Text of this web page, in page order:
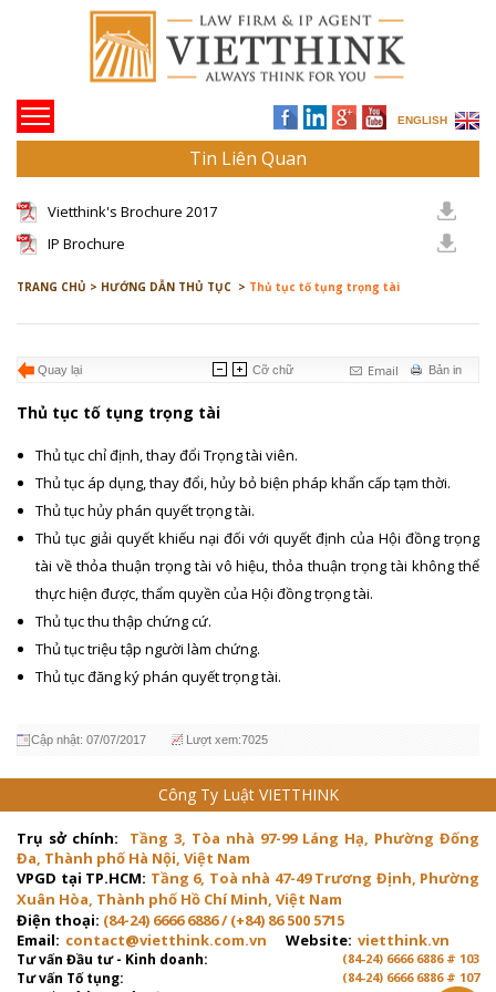
ENGLISH
Tin Liên Quan
Vietthink's Brochure 2017
IP Brochure
TRANG CHỦ > HƯỚNG DẪN THỦ TỤC > Thủ tục tố tụng trọng tài
Quay lại Bản in
Email
Cỡ chữ
Thủ tục tố tụng trọng tài
Thủ tục chỉ định, thay đổi Trọng tài viên.
Thủ tục áp dụng, thay đổi, hủy bỏ biện pháp khẩn cấp tạm thời.
Thủ tục hủy phán quyết trọng tài.
Thủ tục giải quyết khiếu nại đối với quyết định của Hội đồng trọng
tài về thỏa thuận trọng tài vô hiệu, thỏa thuận trọng tài không thể
thực hiện được, thẩm quyền của Hội đồng trọng tài.
Thủ tục thu thập chứng cứ.
Thủ tục triệu tập người làm chứng.
Thủ tục đăng ký phán quyết trọng tài.
Cập nhật: 07/07/2017 Lượt xem:7025
Công Ty Luật VIETTHINK
Trụ sở chính:
Tầng 3, Tòa nhà 97-99 Láng Hạ, Phường Đống
Đa, Thành phố Hà Nội, Việt Nam
VPGD tại TP.HCM: Tầng 6, Toà nhà 47-49 Trương Định, Phường
Xuân Hòa, Thành phố Hồ Chí Minh, Việt Nam
Điện thoại: (84-24) 6666 6886 / (+84) 86 500 5715
Email: contact@vietthink.com.vn Website: vietthink.vn
Tư vấn Đầu tư - Kinh doanh: (84-24) 6666 6886 # 103
Tư vấn Tố tụng: (84-24) 6666 6886 # 107